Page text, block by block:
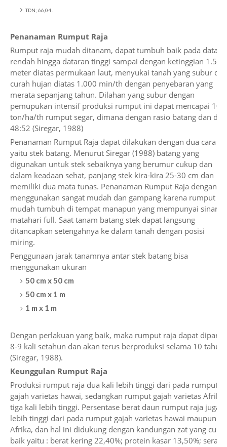
TDN; 66,04 .
Penanaman Rumput Raja
Rumput raja mudah ditanam, dapat tumbuh baik pada
rendah hingga dataran tinggi sampai dengan ketinggian 1.500
meter diatas permukaan laut, menyukai tanah yang subur dan
curah hujan diatas 1.000 min/th dengan penyebaran yang
merata sepanjang tahun. Dilahan yang subur dengan
pemupukan intensif produksi rumput ini dapat mencapai
ton/ha/th rumput segar, dimana dengan rasio batang dan
48:52 (Siregar, 1988)
Penanaman Rumput Raja dapat dilakukan dengan dua cara
yaitu stek batang. Menurut Siregar (1988) batang yang
digunakan untuk stek sebaiknya yang berumur cukup dan
dalam keadaan sehat, panjang stek kira-kira 25-30 cm dan
memiliki dua mata tunas. Penanaman Rumput Raja dengan
menggunakan sangat mudah dan gampang karena rumput ini
mudah tumbuh di tempat manapun yang mempunyai sinar
matahari full. Saat tanam batang stek dapat langsung
ditancapkan setengahnya ke dalam tanah dengan posisi
miring.
Penggunaan jarak tanamnya antar stek batang bisa
menggunakan ukuran
50 cm x 50 cm
50 cm x 1 m
1 m x 1 m
Dengan perlakuan yang baik, maka rumput raja dapat
8-9 kali setahun dan akan terus berproduksi selama 10 tahun
(Siregar, 1988).
Keunggulan Rumput Raja
Produksi rumput raja dua kali lebih tinggi dari pada rumput
gajah varietas hawai, sedangkan rumput gajah varietas Afrika
tiga kali lebih tinggi. Persentase berat daun rumput raja juga
lebih tinggi dari pada rumput gajah varietas hawai maupun
Afrika, dan hal ini didukung dengan kandungan zat yang
baik yaitu : berat kering 22,40%; protein kasar 13,50%; serat